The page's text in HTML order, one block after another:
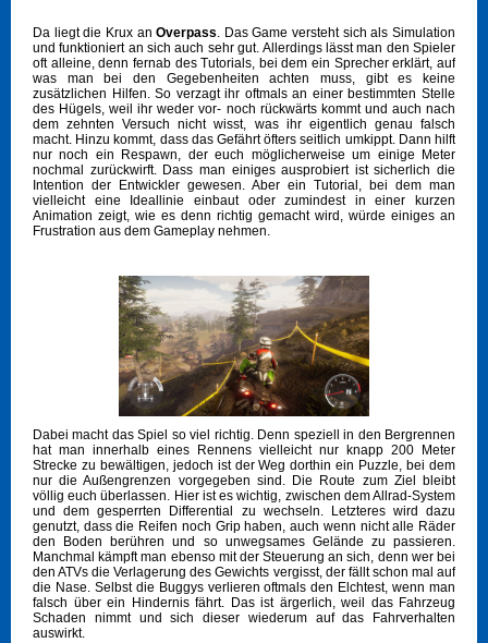
Da liegt die Krux anOverpass. Das Game versteht sich als Simulation
und funktioniert an sich auch sehr gut. Allerdings lässt man den Spieler
oft alleine, denn fernab des Tutorials, bei dem ein Sprecher erklärt, auf
was man bei den Gegebenheiten achten muss, gibt es keine
zusätzlichen Hilfen. So verzagt ihr oftmals an einer bestimmten Stelle
des Hügels, weil ihr weder vor- noch rückwärts kommt und auch nach
dem zehnten Versuch nicht wisst, was ihr eigentlich genau falsch
macht. Hinzu kommt, dass das Gefährt öfters seitlich umkippt. Dann hilft
nur noch ein Respawn, der euch möglicherweise um einige Meter
nochmal zurückwirft. Dass man einiges ausprobiert ist sicherlich die
Intention der Entwickler gewesen. Aber ein Tutorial, bei dem man
vielleicht eine Ideallinie einbaut oder zumindest in einer kurzen
Animation zeigt, wie es denn richtig gemacht wird, würde einiges an
Frustration aus dem Gameplay nehmen.
Dabei macht das Spiel so viel richtig. Denn speziell in den Bergrennen
hat man innerhalb eines Rennens vielleicht nur knapp 200 Meter
Strecke zu bewältigen, jedoch ist der Weg dorthin ein Puzzle, bei dem
nur die Außengrenzen vorgegeben sind. Die Route zum Ziel bleibt
völlig euch überlassen. Hier ist es wichtig, zwischen dem Allrad-System
und dem gesperrten Differential zu wechseln. Letzteres wird dazu
genutzt, dass die Reifen noch Grip haben, auch wenn nicht alle Räder
den Boden berühren und so unwegsames Gelände zu passieren.
Manchmal kämpft man ebenso mit der Steuerung an sich, denn wer bei
den ATVs die Verlagerung des Gewichts vergisst, der fällt schon mal auf
die Nase. Selbst die Buggys verlieren oftmals den Elchtest, wenn man
falsch über ein Hindernis fährt. Das ist ärgerlich, weil das Fahrzeug
Schaden nimmt und sich dieser wiederum auf das Fahrverhalten
auswirkt.